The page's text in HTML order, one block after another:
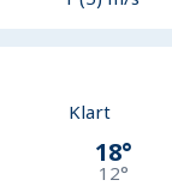
Klart
18°
12°